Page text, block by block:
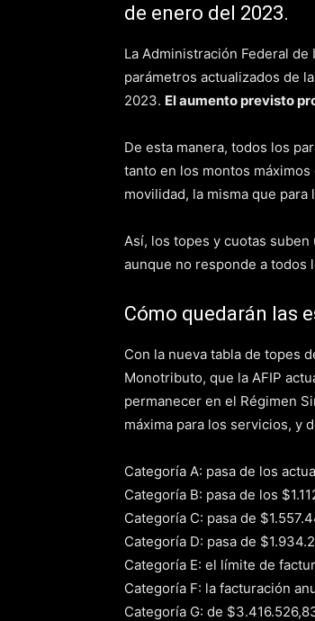
de enero del 2023.
La Administración Federal
parámetros actualizados de
2023. El aumento previsto
De esta manera, todos los
tanto en los montos
movilidad, la misma que para
Así, los topes y cuotas
aunque no responde a todos
Cómo quedarán las
Con la nueva tabla de topes
Monotributo, que la AFIP
permanecer en el Régimen
máxima para los servicios, y
Categoría A: pasa de los
Categoría B: pasa de los
Categoría C: pasa de
Categoría D: pasa de
Categoría E: el límite de
Categoría F: la facturación
Categoría G: de